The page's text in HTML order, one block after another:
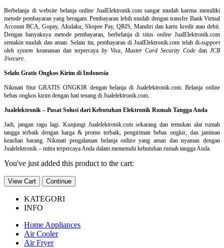
Berbelanja diwebsite belanja online JualElektronik.com sangat mudah karena memiliki
metode pembayaran yang beragam. Pembayaran lebih mudah dengan transfer Bank Virtual
Account BCA, Gopay, Akulaku, Shopee Pay, QRIS, Mandiri dan kartu kredit atau debit.
Dengan banyaknya metode pembayaran, berbelanja di situs onlineJualElektronik.com
semakin mudah dan aman. Selain itu, pembayaran di JualElektronik.com telah di-support
olehsystem keamanan dan terpercayaby Visa, Master Card Security Codedan JCB
J/secure.
Selalu Gratis Ongkos Kirim di Indonesia
Nikmati fitur GRATIS ONGKIR dengan belanja di Jualelektronik.com. Belanja online
bebas ongkos kirim dengan hati tenang di Jualelektronik.com.
Jualelektronik – Pusat Solusi dari Kebutuhan Elektronik Rumah Tangga Anda
Jadi, jangan ragu lagi. Kunjungi Jualelektronik.com sekarang dan temukan alat rumah
tangga terbaik dengan harga & promo terbaik, pengiriman bebas ongkir, dan jaminan
keaslian barang. Nikmati pengalaman belanja online yang aman dan nyaman dengan
Jualelektronik – mitra terpercaya Anda dalam memenuhi kebutuhan rumah tangga Anda.
You've just added this product to the cart:
View Cart Continue
KATEGORI
INFO
Home Appliances
Air Cooler
Air Fryer